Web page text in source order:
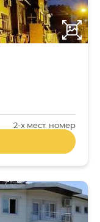
2-x мест. номер